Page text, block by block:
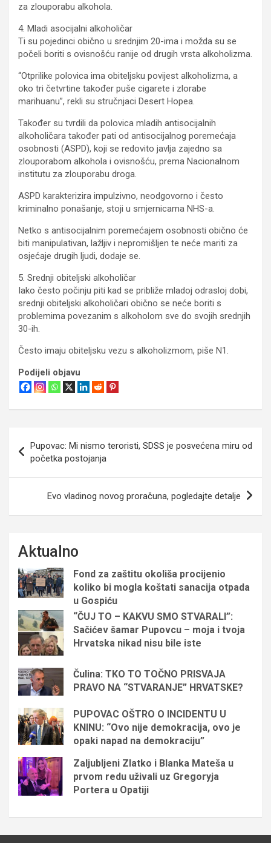
za zlouporabu alkohola.
4. Mladi asocijalni alkoholičar
Ti su pojedinci obično u srednjim 20-ima i možda su se
počeli boriti s ovisnošću ranije od drugih vrsta alkoholizma.
“Otprilike polovica ima obiteljsku povijest alkoholizma, a
oko tri četvrtine također puše cigarete i zlorabe
marihuanu”, rekli su stručnjaci Desert Hopea.
Također su tvrdili da polovica mladih antisocijalnih
alkoholičara također pati od antisocijalnog poremećaja
osobnosti (ASPD), koji se redovito javlja zajedno sa
zlouporabom alkohola i ovisnošću, prema Nacionalnom
institutu za zlouporabu droga.
ASPD karakterizira impulzivno, neodgovorno i često
kriminalno ponašanje, stoji u smjernicama NHS-a.
Netko s antisocijalnim poremećajem osobnosti obično će
biti manipulativan, lažljiv i nepromišljen te neće mariti za
osjećaje drugih ljudi, dodaje se.
5. Srednji obiteljski alkoholičar
Iako često počinju piti kad se približe mladoj odrasloj dobi,
srednji obiteljski alkoholičari obično se neće boriti s
problemima povezanim s alkoholom sve do svojih srednjih
30-ih.
Često imaju obiteljsku vezu s alkoholizmom, piše N1.
Podijeli objavu
objava
Pupovac: Mi nismo teroristi, SDSS je posvećena miru od
početka postojanja
Evo vladinog novog proračuna, pogledajte detalje
Aktualno
Fond za zaštitu okoliša procijenio
koliko bi mogla koštati sanacija otpada
u Gospiću
“ČUJ TO – KAKVU SMO STVARALI”:
Sačićev šamar Pupovcu – moja i tvoja
Hrvatska nikad nisu bile iste
Čulina: TKO TO TOČNO PRISVAJA
PRAVO NA “STVARANJE” HRVATSKE?
PUPOVAC OŠTRO O INCIDENTU U
KNINU: “Ovo nije demokracija, ovo je
opaki napad na demokraciju”
Zaljubljeni Zlatko i Blanka Mateša u
prvom redu uživali uz Gregoryja
Portera u Opatiji